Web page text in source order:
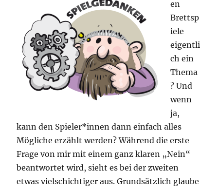
en
Brettsp
iele
eigentli
ch ein
Thema
? Und
wenn
ja,
kann den Spieler*innen dann einfach alles
Mögliche erzählt werden? Während die erste
Frage von mir mit einem ganz klaren „Nein“
beantwortet wird, sieht es bei der zweiten
etwas vielschichtiger aus. Grundsätzlich glaube